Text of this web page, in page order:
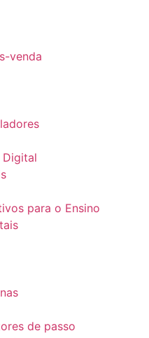
venda
Digital
para o Ensino
de passo